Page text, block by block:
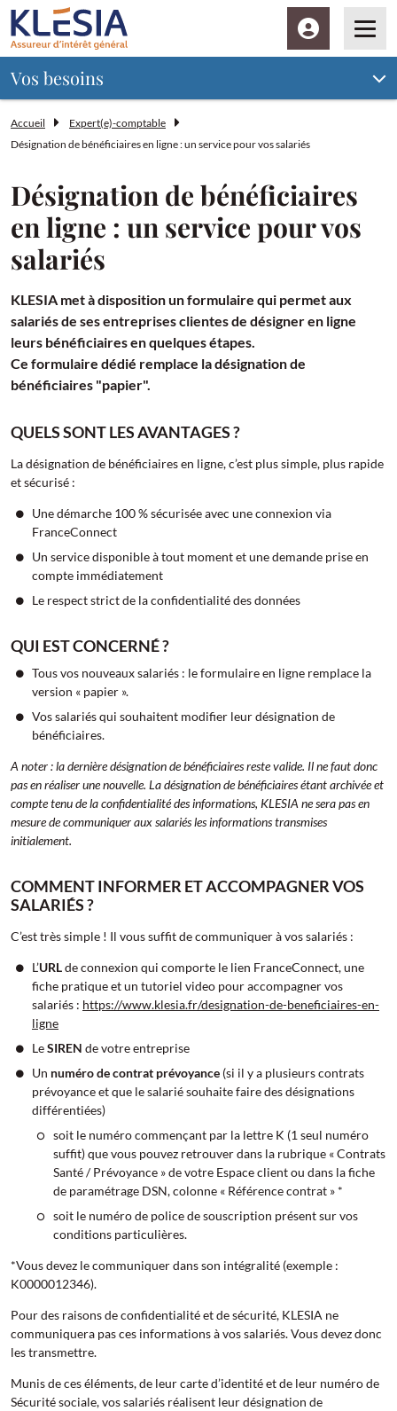
Espace client
Vos besoins
Accueil
Expert(e)-comptable
Désignation de bénéficiaires en ligne : un service pour vos salariés
Désignation de bénéficiaires
en ligne : un service pour vos
salariés
KLESIA met à disposition un formulaire qui permet aux
salariés de ses entreprises clientes de désigner en ligne
leurs bénéficiaires en quelques étapes.
Ce formulaire dédié remplace la désignation de
bénéficiaires "papier".
QUELS SONT LES AVANTAGES ?
La désignation de bénéficiaires en ligne, c’est plus simple, plus rapide
et sécurisé :
Une démarche 100 % sécurisée avec une connexion via
FranceConnect
Un service disponible à tout moment et une demande prise en
compte immédiatement
Le respect strict de la confidentialité des données
QUI EST CONCERNÉ ?
Tous vos nouveaux salariés : le formulaire en ligne remplace la
version « papier ».
Vos salariés qui souhaitent modifier leur désignation de
bénéficiaires.
A noter : la dernière désignation de bénéficiaires reste valide. Il ne faut donc
pas en réaliser une nouvelle. La désignation de bénéficiaires étant archivée et
compte tenu de la confidentialité des informations, KLESIA ne sera pas en
mesure de communiquer aux salariés les informations transmises
initialement.
COMMENT INFORMER ET ACCOMPAGNER VOS
SALARIÉS ?
C’est très simple ! Il vous suffit de communiquer à vos salariés :
L’URLde connexion qui comporte le lien FranceConnect, une
fiche pratique et un tutoriel video pour accompagner vos
salariés : https://www.klesia.fr/designation-de-beneficiaires-en-
ligne
LeSIREN de votre entreprise
Un numéro de contrat prévoyance (si il y a plusieurs contrats
prévoyance et que le salarié souhaite faire des désignations
différentiées)
soit le numéro commençant par la lettre K (1 seul numéro
suffit) que vous pouvez retrouver dans la rubrique « Contrats
Santé / Prévoyance » de votre Espace client ou dans la fiche
de paramétrage DSN, colonne « Référence contrat » *
soit le numéro de police de souscription présent sur vos
conditions particulières.
*Vous devez le communiquer dans son intégralité (exemple :
K0000012346).
Pour des raisons de confidentialité et de sécurité, KLESIA ne
communiquera pas ces informations à vos salariés. Vous devez donc
les transmettre.
Munis de ces éléments, de leur carte d’identité et de leur numéro de
Sécurité sociale, vos salariés réalisent leur désignation de